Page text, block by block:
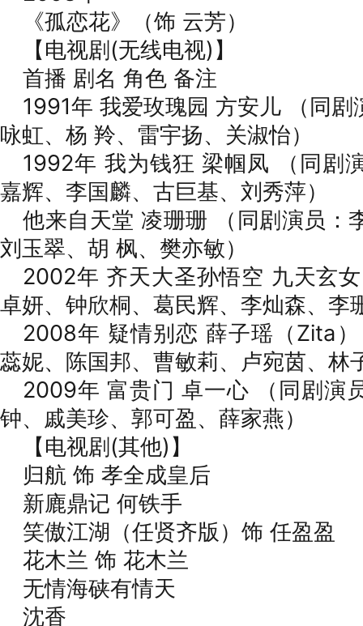
《孤恋花》（饰 云芳）
【电视剧(无线电视)】
首播 剧名 角色 备注
1991年 我爱玫瑰园 方安儿 （同
咏虹、杨 羚、雷宇扬、关淑怡）
1992年 我为钱狂 梁帼凤 （同剧
嘉辉、李国麟、古巨基、刘秀萍）
他来自天堂 凌珊珊 （同剧演员：
刘玉翠、胡 枫、樊亦敏）
2002年 齐天大圣孙悟空 九天玄
卓妍、钟欣桐、葛民辉、李灿森、李
2008年 疑情别恋 薛子瑶（Zita
蕊妮、陈国邦、曹敏莉、卢宛茵、林
2009年 富贵门 卓一心 （同剧演
钟、戚美珍、郭可盈、薛家燕）
【电视剧(其他)】
归航 饰 孝全成皇后
新廘鼎记 何铁手
笑傲江湖（任贤齐版）饰 任盈盈
花木兰 饰 花木兰
无情海硖有情天
沈香